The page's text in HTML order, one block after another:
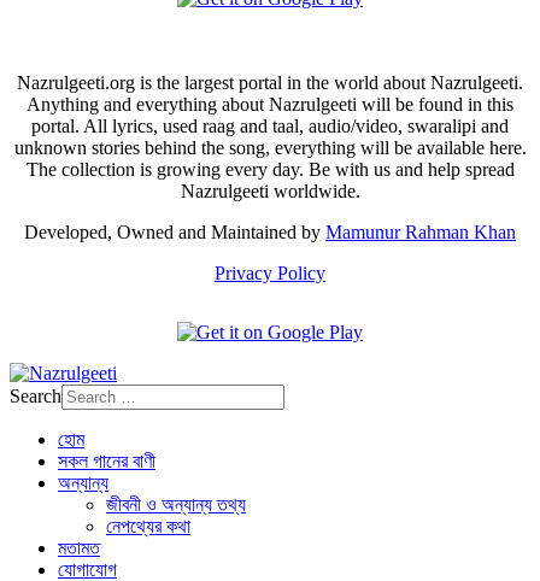
Nazrulgeeti.org is the largest portal in the world about Nazrulgeeti.
Anything and everything about Nazrulgeeti will be found in this
portal. All lyrics, used raag and taal, audio/video, swaralipi and
unknown stories behind the song, everything will be available here.
The collection is growing every day. Be with us and help spread
Nazrulgeeti worldwide.
Developed, Owned and Maintained by Mamunur Rahman Khan
Privacy Policy
Search
হোম
সকল গানের বাণী
অন্যান্য
জীবনী ও অন্যান্য তথ্য
নেপথ্যের কথা
মতামত
যোগাযোগ